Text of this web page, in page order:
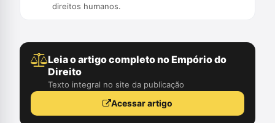
direitos humanos.
Leia o artigo completo no Empório do
Direito
Texto integral no site da publicação
Acessar artigo